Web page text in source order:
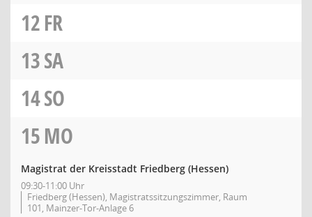
12FR
13SA
14SO
15MO
Magistrat der Kreisstadt Friedberg (Hessen)
09:30-11:00 Uhr
Friedberg (Hessen), Magistratssitzungszimmer, Raum
101, Mainzer-Tor-Anlage 6